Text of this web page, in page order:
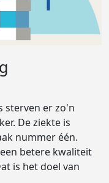
sterven er zo'n
De ziekte is
nummer één.
betere kwaliteit
is het doel van